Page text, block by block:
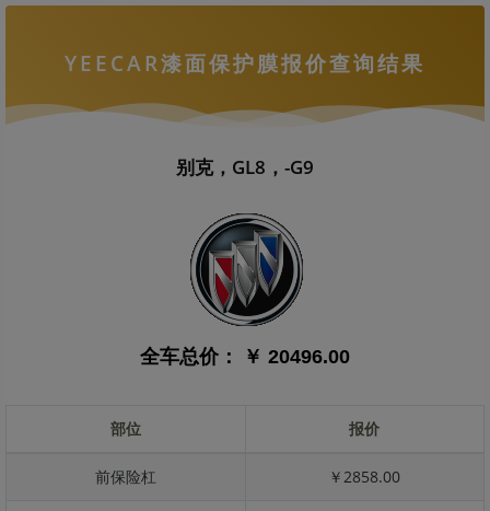
YEECAR漆面保护膜报价查询结果
别克，GL8，-G9
全车总价： ￥ 20496.00
部位 报价
前保险杠 ￥2858.00